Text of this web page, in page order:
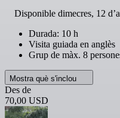
Disponible dimecres, 12
Durada: 10 h
Visita guiada en anglès
Grup de màx. 8
Mostra què s'inclou
Des de
70,00 USD